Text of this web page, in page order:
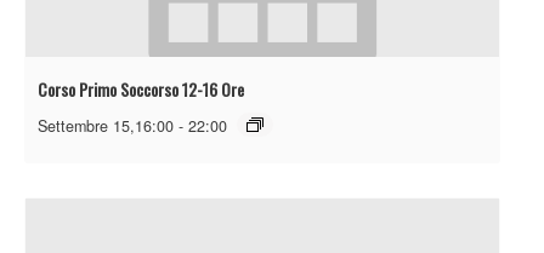
Corso Primo Soccorso 12-16 Ore
Settembre 15,16:00 - 22:00